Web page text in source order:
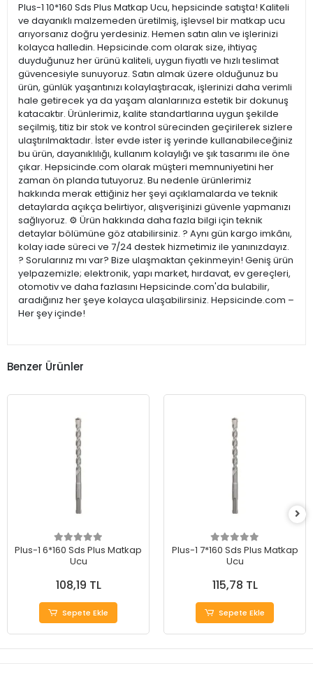
Plus-1 10*160 Sds Plus Matkap Ucu, hepsicinde satışta! Kaliteli
ve dayanıklı malzemeden üretilmiş, işlevsel bir matkap ucu
arıyorsanız doğru yerdesiniz. Hemen satın alın ve işlerinizi
kolayca halledin. Hepsicinde.com olarak size, ihtiyaç
duyduğunuz her ürünü kaliteli, uygun fiyatlı ve hızlı teslimat
güvencesiyle sunuyoruz. Satın almak üzere olduğunuz bu
ürün, günlük yaşantınızı kolaylaştıracak, işlerinizi daha verimli
hale getirecek ya da yaşam alanlarınıza estetik bir dokunuş
katacaktır. Ürünlerimiz, kalite standartlarına uygun şekilde
seçilmiş, titiz bir stok ve kontrol sürecinden geçirilerek sizlere
ulaştırılmaktadır. İster evde ister iş yerinde kullanabileceğiniz
bu ürün, dayanıklılığı, kullanım kolaylığı ve şık tasarımı ile öne
çıkar. Hepsicinde.com olarak müşteri memnuniyetini her
zaman ön planda tutuyoruz. Bu nedenle ürünlerimiz
hakkında merak ettiğiniz her şeyi açıklamalarda ve teknik
detaylarda açıkça belirtiyor, alışverişinizi güvenle yapmanızı
sağlıyoruz. ⚙️ Ürün hakkında daha fazla bilgi için teknik
detaylar bölümüne göz atabilirsiniz. ? Aynı gün kargo imkânı,
kolay iade süreci ve 7/24 destek hizmetimiz ile yanınızdayız.
? Sorularınız mı var? Bize ulaşmaktan çekinmeyin! Geniş ürün
yelpazemizle; elektronik, yapı market, hırdavat, ev gereçleri,
otomotiv ve daha fazlasını Hepsicinde.com'da bulabilir,
aradığınız her şeye kolayca ulaşabilirsiniz. Hepsicinde.com –
Her şey içinde!
Benzer Ürünler
Plus-1 6*160 Sds Plus Matkap
Ucu
108,19 TL
Sepete Ekle
Plus-1 7*160 Sds Plus Matkap
Ucu
115,78 TL
Sepete Ekle